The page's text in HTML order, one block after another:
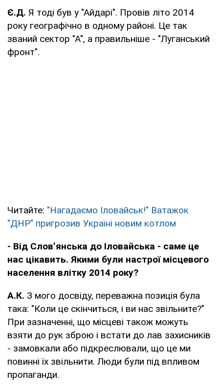
Є.Д. Я тоді був у "Айдарі". Провів літо 2014
року географічно в одному районі. Це так
званий сектор "А", а правильніше - "Луганський
фронт".
Читайте: "Нагадаємо Іловайськ!" Ватажок
"ДНР" пригрозив Україні новим котлом
- Від Слов’янська до Іловайська - саме це
нас цікавить. Якими були настрої місцевого
населення влітку 2014 року?
А.К. З мого досвіду, переважна позиція була
така: "Коли це скінчиться, і ви нас звільните?"
При зазначенні, що місцеві також можуть
взяти до рук зброю і встати до лав захисників
- замовкали або підкреслювали, що це ми
повинні їх звільнити. Люди були під впливом
пропаганди.